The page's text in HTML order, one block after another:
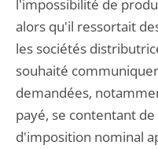
l'impossibilité de
alors qu'il ressortait
les sociétés
souhaité
demandées,
payé, se contentant
d'imposition nominal